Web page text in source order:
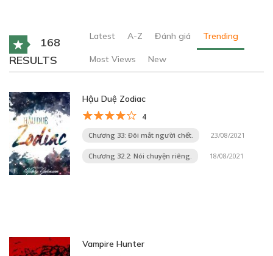
168
RESULTS
Latest A-Z Đánh giá Trending
Most Views New
Hậu Duệ Zodiac
4
Chương 33: Đôi mắt người chết. 23/08/2021
Chương 32.2: Nói chuyện riêng. 18/08/2021
Vampire Hunter